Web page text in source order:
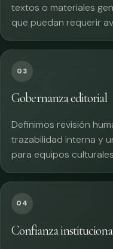
textos o materiales
que puedan requerir
03
Gobernanza editorial
Definimos revisión
trazabilidad interna y
para equipos
04
Confianza